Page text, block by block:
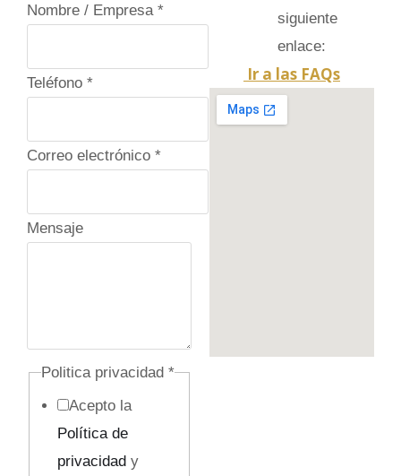
Nombre / Empresa *
Teléfono *
Correo electrónico *
p
Mensaje
Politica privacidad *
Acepto la
Política de
privacidady
siguiente
enlace:
Ir a las FAQs